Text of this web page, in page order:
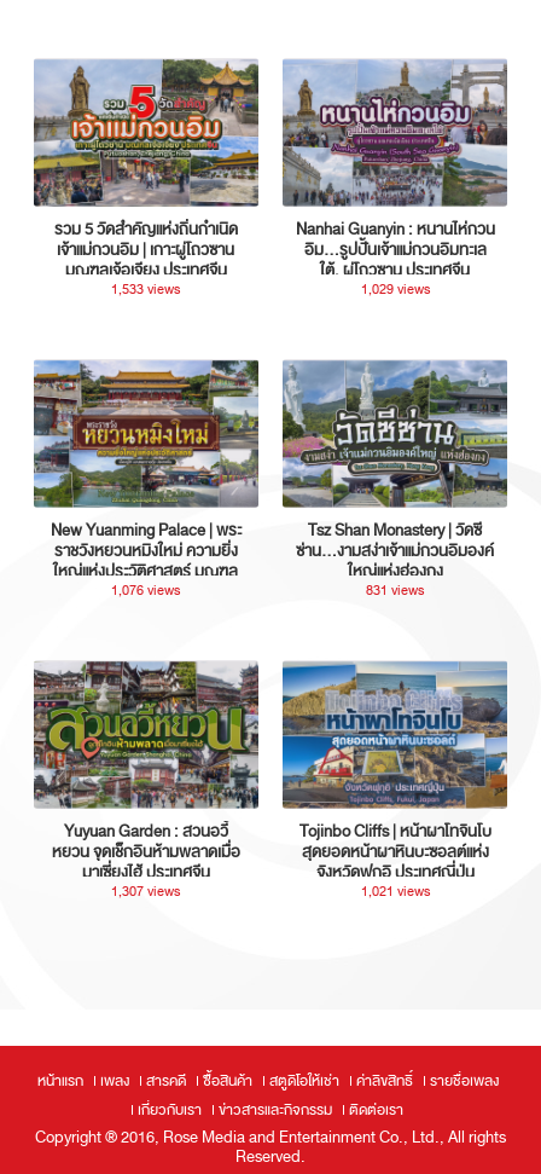
รวม 5 วัดสำคัญแห่งถิ่นกำเนิด
เจ้าแม่กวนอิม | เกาะผู่โถวซาน
มณฑลเจ้อเจียง ประเทศจีน
1,533 views
Nanhai Guanyin : หนานไห่กวน
อิม...รูปปั้นเจ้าแม่กวนอิมทะเล
ใต้, ผู่โถวซาน ประเทศจีน
1,029 views
New Yuanming Palace | พระ
ราชวังหยวนหมิงใหม่ ความยิ่ง
ใหญ่แห่งประวัติศาสตร์ มณฑล
กวางตุ้ง ประเทศจีน
1,076 views
Tsz Shan Monastery | วัดซี
ซ่าน…งามสง่าเจ้าแม่กวนอิมองค์
ใหญ่แห่งฮ่องกง
831 views
Yuyuan Garden : สวนอวี้
หยวน จุดเช็กอินห้ามพลาดเมื่อ
มาเซี่ยงไฮ้ ประเทศจีน
1,307 views
Tojinbo Cliffs | หน้าผาโทจินโบ
สุดยอดหน้าผาหินบะซอลต์แห่ง
จังหวัดฟุกุอิ ประเทศญี่ปุ่น
1,021 views
หน้าแรก เพลง สารคดี ซื้อสินค้า สตูดิโอให้เช่า ค่าลิขสิทธิ์
รายชื่อเพลง
เกี่ยวกับเรา
ข่าวสารและกิจกรรม ติดต่อเรา
Copyright ® 2016, Rose Media and Entertainment Co., Ltd., All rights
Reserved.